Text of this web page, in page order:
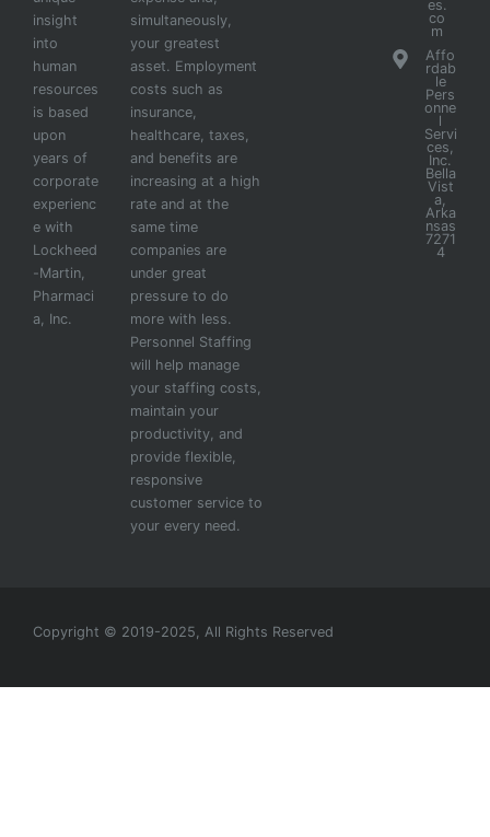
insight
into
human
resources
is based
upon
years of
corporate
experienc
e with
Lockheed
-Martin,
Pharmaci
a, Inc.
simultaneously,
your greatest
asset. Employment
costs such as
insurance,
healthcare, taxes,
and benefits are
increasing at a high
rate and at the
same time
companies are
under great
pressure to do
more with less.
Personnel Staffing
will help manage
your staffing costs,
maintain your
productivity, and
provide flexible,
responsive
customer service to
your every need.
es.
co
m
Affo
rdab
le
Pers
onne
l
Servi
ces,
Inc.
Bella
Vist
a,
Arka
nsas
7271
4
Copyright © 2019-2025, All Rights Reserved